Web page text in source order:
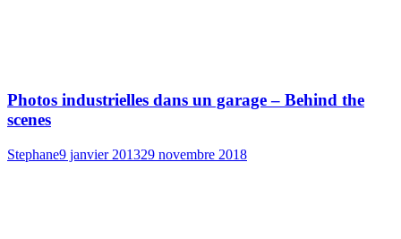
Photos industrielles dans un garage – Behind the
scenes
Stephane9 janvier 201329 novembre 2018